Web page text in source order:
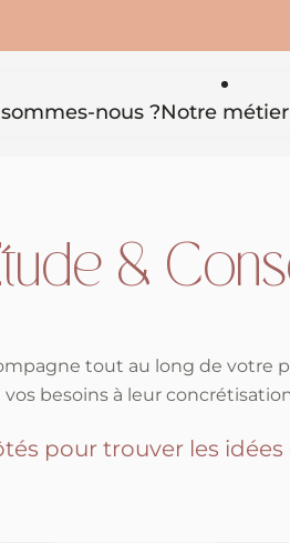
nous ?Notre métier
&
tout au long de votre
vos besoins à leur
pour trouver les idées